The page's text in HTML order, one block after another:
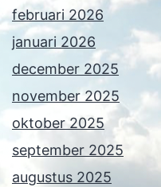
februari 2026
januari 2026
december 2025
november 2025
oktober 2025
september 2025
augustus 2025